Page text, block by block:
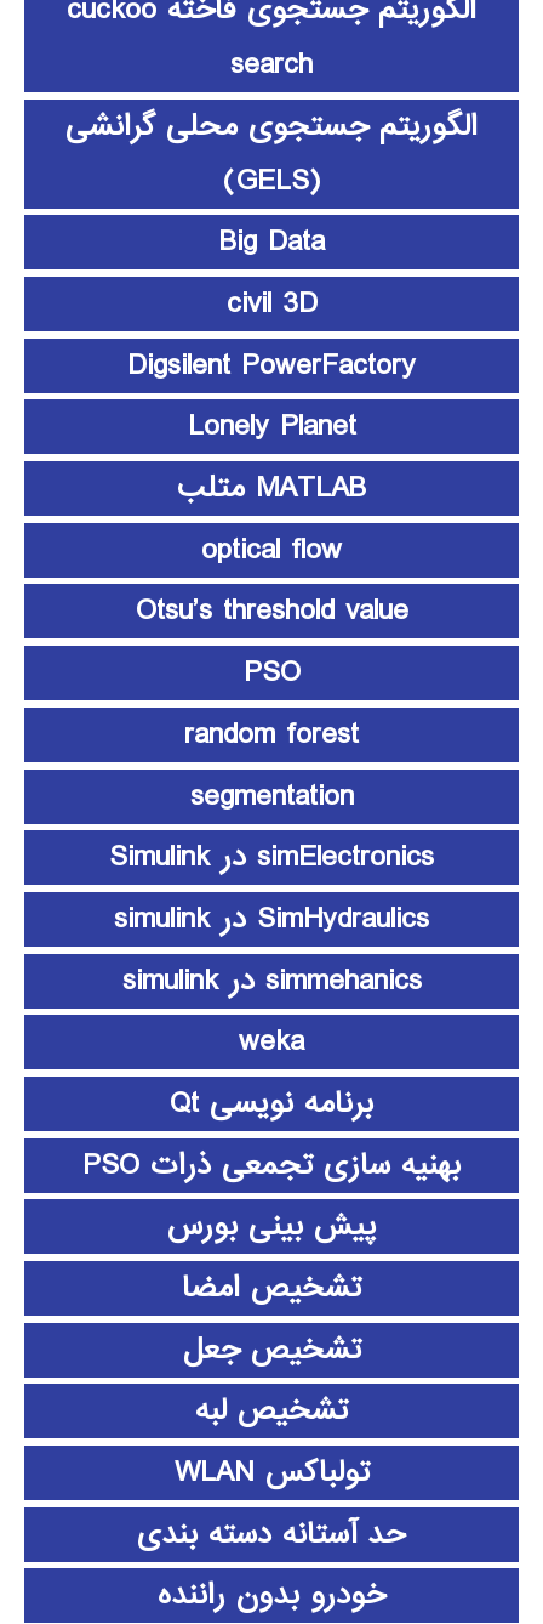
الگوریتم جستجوی فاخته cuckoo
search
الگوریتم جستجوی محلی گرانشی
(GELS)
Big Data
civil 3D
Digsilent PowerFactory
Lonely Planet
MATLAB متلب
optical flow
Otsu’s threshold value
PSO
random forest
segmentation
simElectronics در Simulink
SimHydraulics در simulink
simmehanics در simulink
weka
برنامه نویسی Qt
بهنیه سازی تجمعی ذرات PSO
پیش بینی بورس
تشخیص امضا
تشخیص جعل
تشخیص لبه
تولباکس WLAN
حد آستانه دسته بندی
خودرو بدون راننده